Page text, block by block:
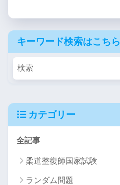
キーワード検索はこちら
カテゴリー
全記事
柔道整復師国家試験
ランダム問題